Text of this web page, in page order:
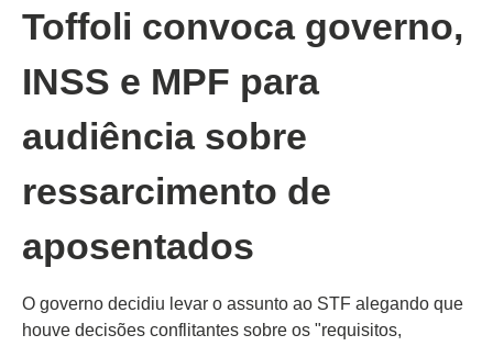
Toffoli convoca governo,
INSS e MPF para
audiência sobre
ressarcimento de
aposentados
O governo decidiu levar o assunto ao STF alegando que
houve decisões conflitantes sobre os "requisitos,